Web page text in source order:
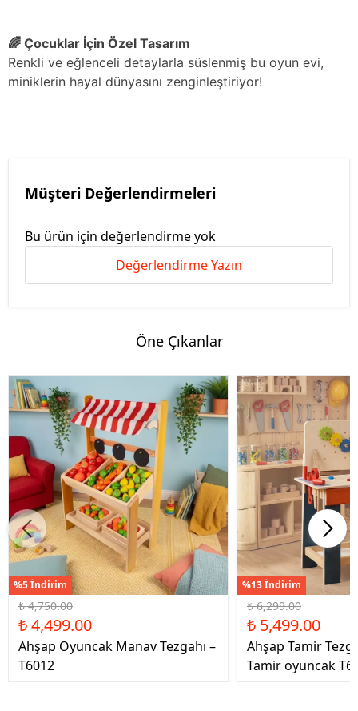
🌈 Çocuklar İçin Özel Tasarım
Renkli ve eğlenceli detaylarla süslenmiş bu oyun evi,
miniklerin hayal dünyasını zenginleştiriyor!
Müşteri Değerlendirmeleri
Bu ürün için değerlendirme yok
Değerlendirme Yazın
Öne Çıkanlar
%5 İndirim
₺ 4,750.00
₺ 4,499.00
Ahşap Oyuncak Manav Tezgahı –
T6012
%13 İndirim
₺ 6,299.00
₺ 5,499.00
Ahşap Tamir
Tamir oyuncak